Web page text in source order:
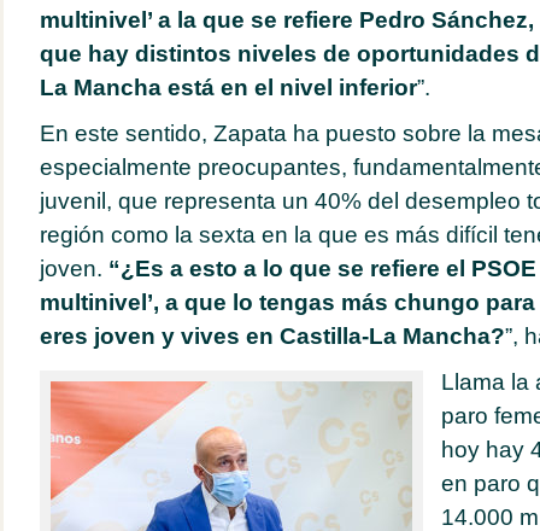
multinivel’ a la que se refiere Pedro
que hay distintos niveles de oportunidades
La Mancha está en el nivel inferior”.
En este sentido, Zapata ha puesto sobre la
especialmente preocupantes,
juvenil, que representa un 40% del desempleo
región como la sexta en la que es más difícil
joven. “¿Es a esto a lo que se refiere el
multinivel’, a que lo tengas más chungo
eres joven y vives en Castilla-La Mancha?”,
Llama la
paro
hoy hay
en paro
14.000